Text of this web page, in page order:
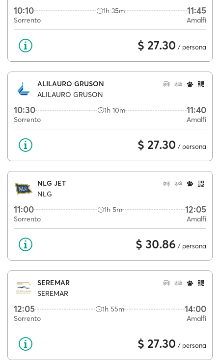
10:10 1h 35m 11:45
Sorrento Amalfi
$ 27.30 / persona
ALILAURO GRUSON
ALILAURO GRUSON
10:30 1h 10m 11:40
Sorrento Amalfi
$ 27.30 / persona
NLG JET
NLG
11:00 1h 5m 12:05
Sorrento Amalfi
$ 30.86 / persona
SEREMAR
SEREMAR
12:05 1h 55m 14:00
Sorrento Amalfi
$ 27.30 / persona